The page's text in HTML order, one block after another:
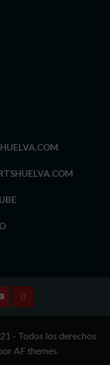
TÉRMINOS
CONDICIONES
- Todos los derechos
AF themes.